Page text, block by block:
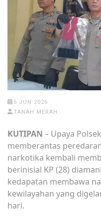
5 JUN 2026
TANAH MERAH
KUTIPAN – Upaya
memberantas
narkotika kembali
berinisial KP (28)
kedapatan membawa
kewilayahan yang
hari.